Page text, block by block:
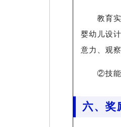
教育
婴幼儿设
意力、观
②技能
六、奖